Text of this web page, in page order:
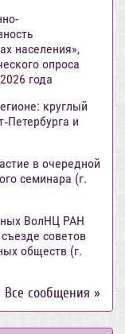
населения»,
опроса
года
круглый
и
в очередной
семинара (г.
ВолНЦ РАН
советов
обществ (г.
Все сообщения »